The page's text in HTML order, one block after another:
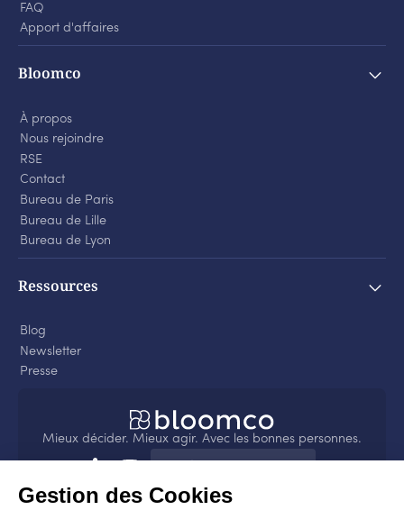
FAQ
Apport d'affaires
Bloomco
À propos
Nous rejoindre
RSE
Contact
Bureau de Paris
Bureau de Lille
Bureau de Lyon
Ressources
Blog
Newsletter
Presse
Mieux décider. Mieux agir. Avec les bonnes personnes.
4.8